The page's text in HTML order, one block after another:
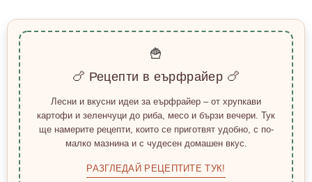
🍟
🍗 Рецепти в еърфрайер 🍗
Лесни и вкусни идеи за еърфрайер – от хрупкави
картофи и зеленчуци до риба, месо и бързи вечери. Тук
ще намерите рецепти, които се приготвят удобно, с по-
малко мазнина и с чудесен домашен вкус.
РАЗГЛЕДАЙ РЕЦЕПТИТЕ ТУК!